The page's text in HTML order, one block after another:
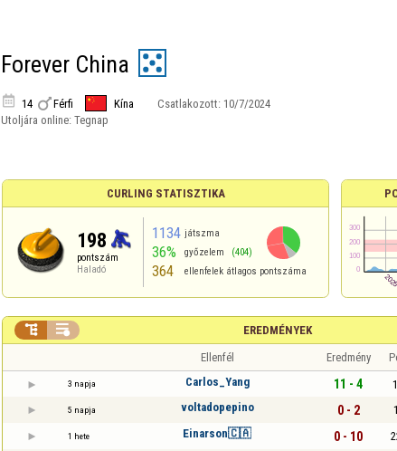
Forever China
 14 Férfi Kína Csatlakozott: 10/7/2024
Utoljára online: Tegnap
CURLING STATISZTIKA
198
pontszám
Haladó
1134 játszma
36% győzelem (404)
364 ellenfelek átlagos pontszáma
EREDMÉNYEK
 
Ellenfél Eredmény
3 napja Carlos_Yang 11 - 4
5 napja voltadopepino 0 - 2
1 hete Einarson🇨🇦 0 - 10